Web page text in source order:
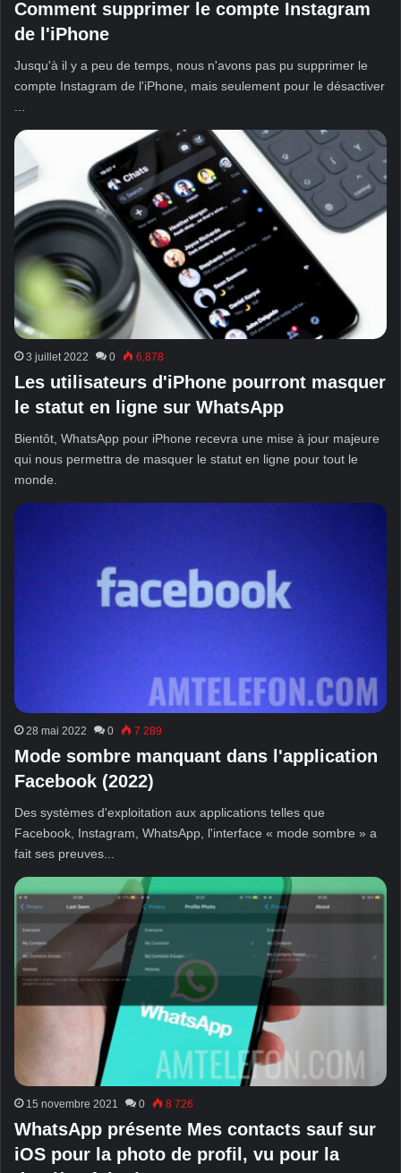
Comment supprimer le compte Instagram
de l'iPhone
Jusqu'à il y a peu de temps, nous n'avons pas pu supprimer le
compte Instagram de l'iPhone, mais seulement pour le désactiver
3 juillet 2022 0 6,878
Les utilisateurs d'iPhone pourront masquer
le statut en ligne sur WhatsApp
Bientôt, WhatsApp pour iPhone recevra une mise à jour majeure
qui nous permettra de masquer le statut en ligne pour tout le
monde.
28 mai 2022 0 7 289
Mode sombre manquant dans l'application
Facebook (2022)
Des systèmes d'exploitation aux applications telles que
Facebook, Instagram, WhatsApp, l'interface « mode sombre » a
fait ses preuves...
15 novembre 2021 0 8 726
WhatsApp présente Mes contacts sauf sur
iOS pour la photo de profil, vu pour la